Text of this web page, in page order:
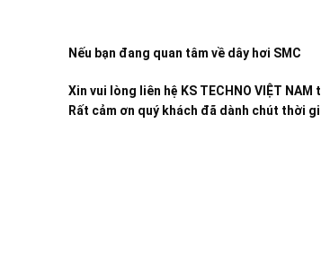
Nếu bạn đang quan tâm về dây hơi SMC
Xin vui lòng liên hệ KS TECHNO VIỆT
Rất cảm ơn quý khách đã dành chút thời